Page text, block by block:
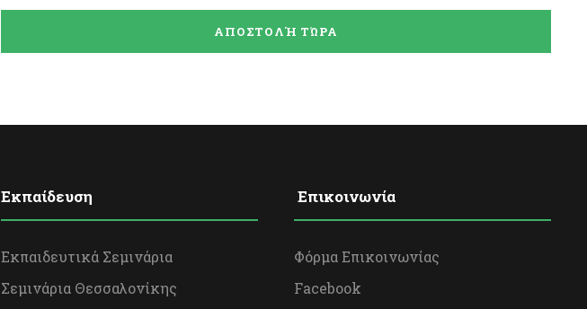
Εκπαίδευση
Εκπαιδευτικά Σεμινάρια
Σεμινάρια Θεσσαλονίκης
Επικοινωνία
Φόρμα Επικοινωνίας
Facebook